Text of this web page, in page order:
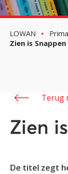
LOWAN
Zien is Snappen
Terug
Zien
De titel zegt